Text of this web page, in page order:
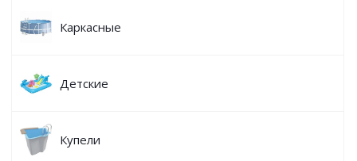
Каркасные
Детские
Купели